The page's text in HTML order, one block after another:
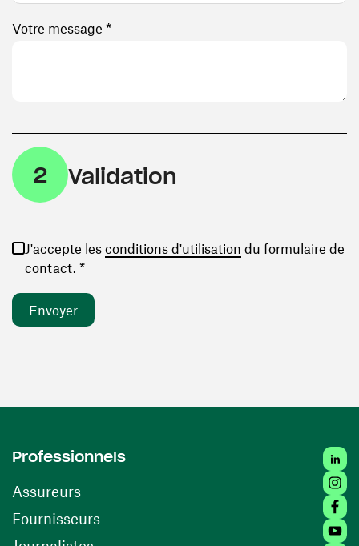
Votre message *
2 Validation
J'accepte les conditions d'utilisation (ouvre une
du formulaire de
contact. *
Professionnels
Assureurs
Fournisseurs(ouvre une nouvelle fenêtre)